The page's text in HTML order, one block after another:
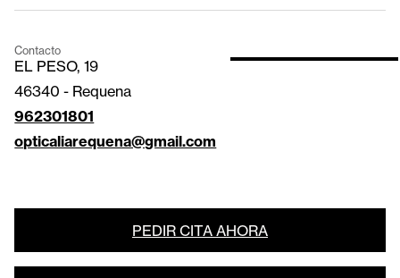
Contacto
EL PESO, 19
46340 - Requena
962301801
opticaliarequena@gmail.com
PEDIR CITA AHORA